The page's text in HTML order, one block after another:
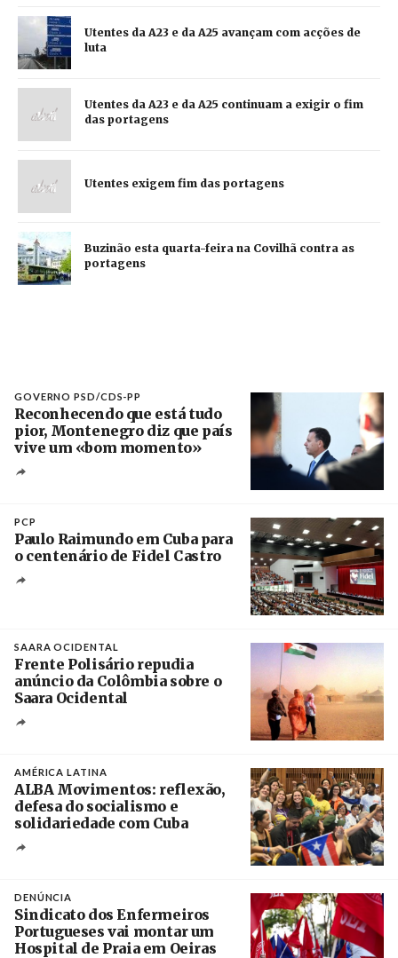
Utentes da A23 e da A25 avançam com acções de
luta
Utentes da A23 e da A25 continuam a exigir o fim
das portagens
Utentes exigem fim das portagens
Buzinão esta quarta-feira na Covilhã contra as
portagens
GOVERNO PSD/CDS-PP
Reconhecendo que está tudo
pior, Montenegro diz que país
vive um «bom momento»
PCP
Paulo Raimundo em Cuba para
o centenário de Fidel Castro
SAARA OCIDENTAL
Frente Polisário repudia
anúncio da Colômbia sobre o
Saara Ocidental
AMÉRICA LATINA
ALBA Movimentos: reflexão,
defesa do socialismo e
solidariedade com Cuba
DENÚNCIA
Sindicato dos Enfermeiros
Portugueses vai montar um
Hospital de Praia em Oeiras